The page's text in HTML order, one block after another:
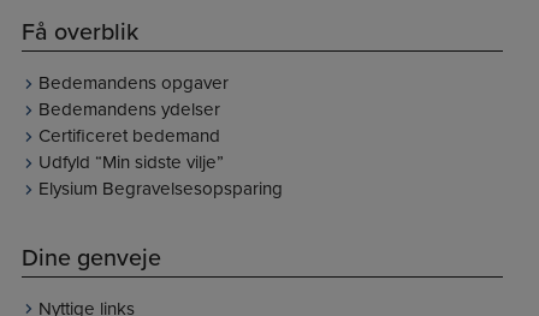
Få overblik
Bedemandens opgaver
Bedemandens ydelser
Certificeret bedemand
Udfyld “Min sidste vilje”
Elysium Begravelsesopsparing
Dine genveje
Nyttige links